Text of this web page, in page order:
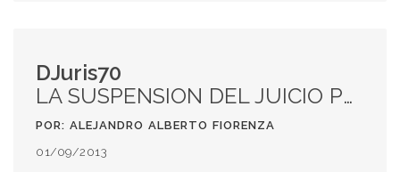
DJuris70
LA SUSPENSION DEL JUICIO PRINCIPAL COMO CONSECUENCIA DEL INCIDENTE DE POBREZA PROMOVIDO POR EL RECONVINIENTE
POR: ALEJANDRO ALBERTO FIORENZA
01/09/2013